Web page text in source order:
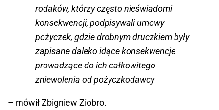
rodaków, którzy często nieświadomi
konsekwencji, podpisywali umowy
pożyczek, gdzie drobnym druczkiem były
zapisane daleko idące konsekwencje
prowadzące do ich całkowitego
zniewolenia od pożyczkodawcy
– mówił Zbigniew Ziobro.